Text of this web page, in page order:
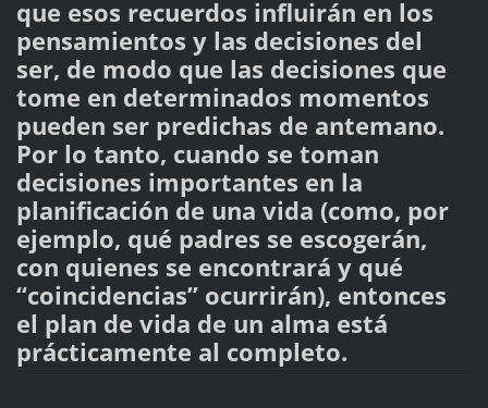
que esos recuerdos influirán en los
pensamientos y las decisiones del
ser, de modo que las decisiones que
tome en determinados momentos
pueden ser predichas de antemano.
Por lo tanto, cuando se toman
decisiones importantes en la
planificación de una vida (como, por
ejemplo, qué padres se escogerán,
con quienes se encontrará y qué
“coincidencias” ocurrirán), entonces
el plan de vida de un alma está
prácticamente al completo.